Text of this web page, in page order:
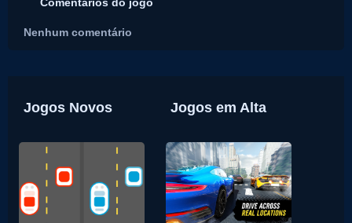
Nenhum comentário
Jogos Novos Jogos em Alta